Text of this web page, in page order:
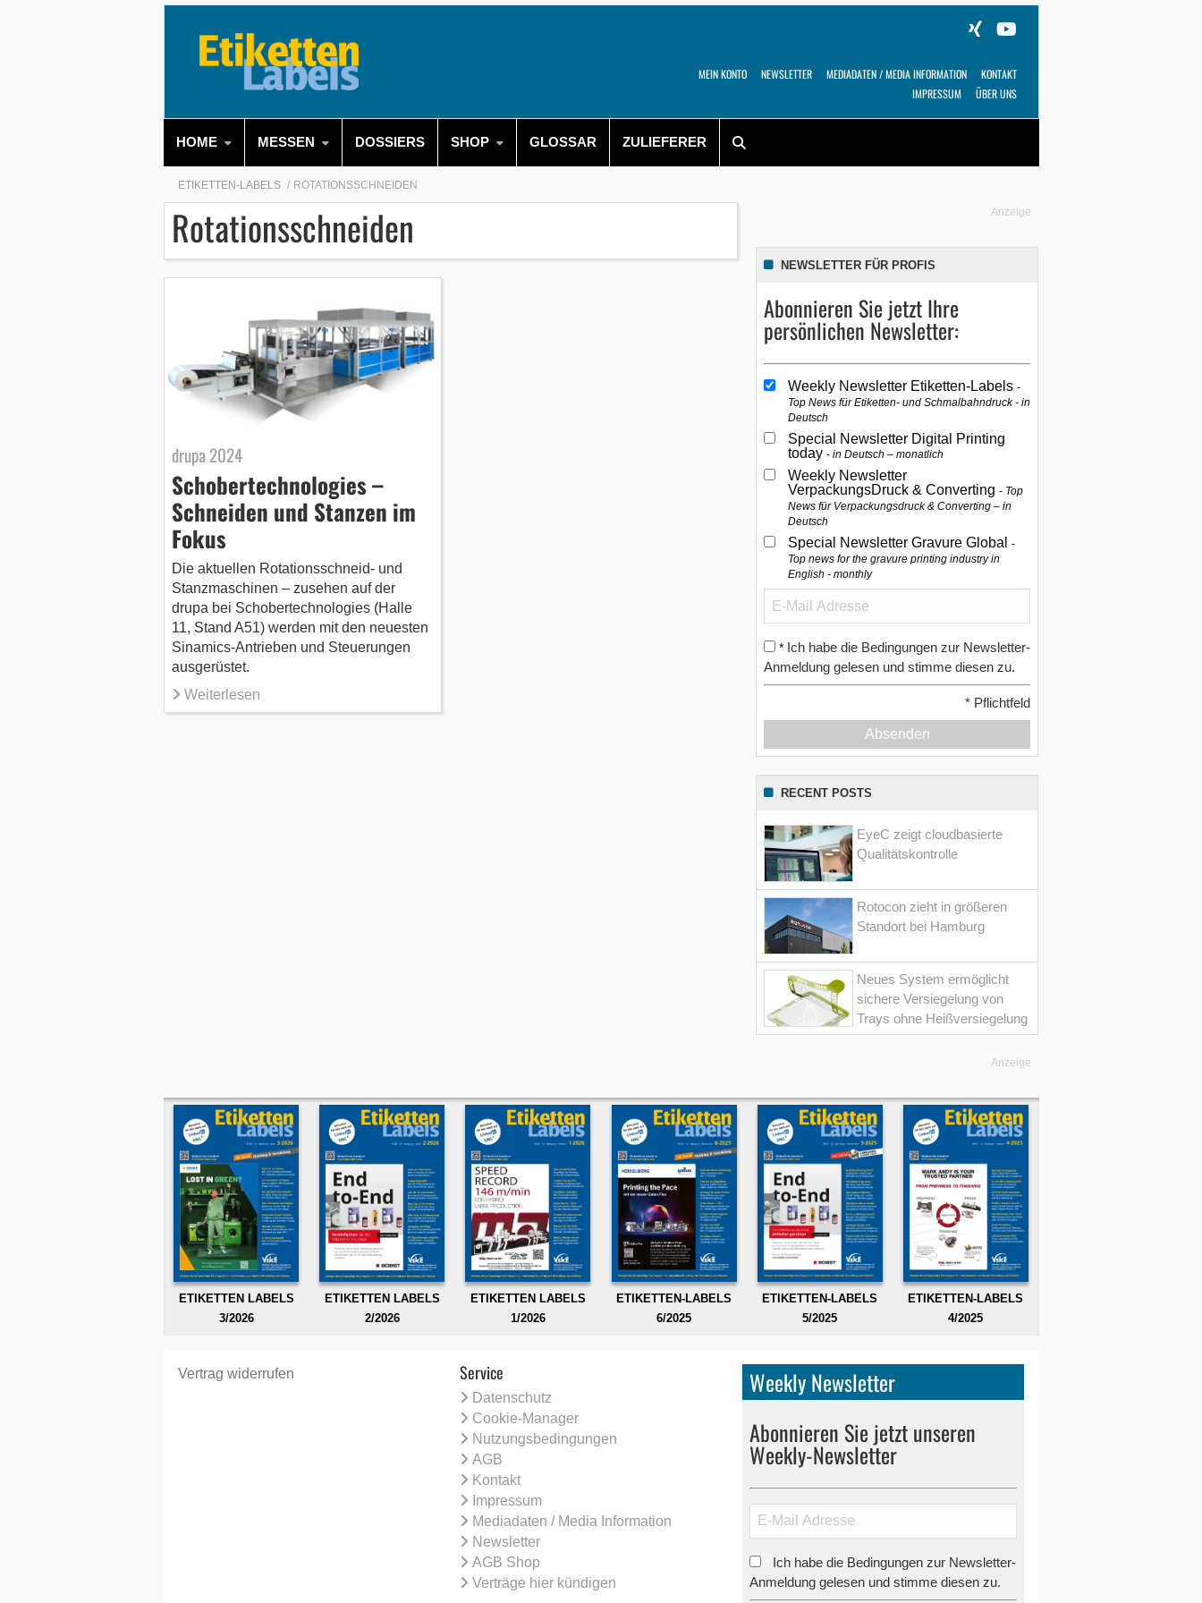
MEIN KONTO NEWSLETTER MEDIADATEN / MEDIA INFORMATION
KONTAKT
IMPRESSUM
ÜBER UNS
HOME MESSEN DOSSIERS SHOP GLOSSAR ZULIEFERER
ETIKETTEN-LABELS ROTATIONSSCHNEIDEN
Rotationsschneiden
drupa 2024
Schobertechnologies –
Schneiden und Stanzen im
Fokus
Die aktuellen Rotationsschneid- und
Stanzmaschinen – zusehen auf der
drupa bei Schobertechnologies (Halle
11, Stand A51) werden mit den neuesten
Sinamics-Antrieben und Steuerungen
ausgerüstet.
Weiterlesen
Anzeige
NEWSLETTER FÜR PROFIS
Abonnieren Sie jetzt Ihre
persönlichen Newsletter:
Weekly Newsletter Etiketten-Labels
Top News für Etiketten- und Schmalbahndruck - in
Deutsch
Special Newsletter Digital Printing
today in Deutsch – monatlich
Weekly Newsletter
VerpackungsDruck & Converting Top
News für Verpackungsdruck & Converting – in
Deutsch
Special Newsletter Gravure Global
Top news for the gravure printing industry in
English - monthly
* Ich habe die Bedingungen zur Newsletter-
Anmeldung gelesen und stimme diesen zu.
* Pflichtfeld
Absenden
RECENT POSTS
EyeC zeigt cloudbasierte
Qualitätskontrolle
Rotocon zieht in größeren
Standort bei Hamburg
Neues System ermöglicht
sichere Versiegelung von
Trays ohne Heißversiegelung
Anzeige
ETIKETTEN LABELS
3/2026
ETIKETTEN LABELS
2/2026
ETIKETTEN LABELS
1/2026
ETIKETTEN-LABELS
6/2025
ETIKETTEN-LABELS
5/2025
ETIKETTEN-LABELS
4/2025
Vertrag widerrufen Service
Datenschutz
Cookie-Manager
Nutzungsbedingungen
AGB
Kontakt
Impressum
Mediadaten / Media Information
Newsletter
AGB Shop
Verträge hier kündigen
Weekly Newsletter
Abonnieren Sie jetzt unseren
Weekly-Newsletter
Ich habe die Bedingungen zur Newsletter-
Anmeldung gelesen und stimme diesen zu.